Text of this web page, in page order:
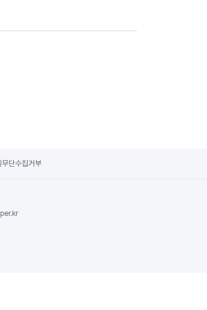
무단수집거부